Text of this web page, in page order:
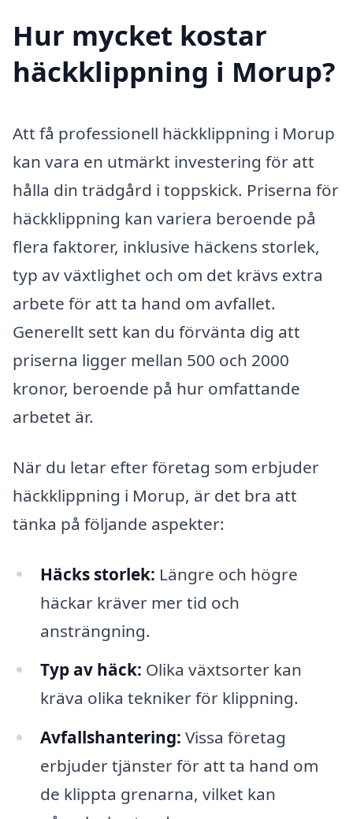
Hur mycket kostar
häckklippning i Morup?
Att få professionell häckklippning i Morup
kan vara en utmärkt investering för att
hålla din trädgård i toppskick. Priserna för
häckklippning kan variera beroende på
flera faktorer, inklusive häckens storlek,
typ av växtlighet och om det krävs extra
arbete för att ta hand om avfallet.
Generellt sett kan du förvänta dig att
priserna ligger mellan 500 och 2000
kronor, beroende på hur omfattande
arbetet är.
När du letar efter företag som erbjuder
häckklippning i Morup, är det bra att
tänka på följande aspekter:
Häcks storlek: Längre och högre
häckar kräver mer tid och
ansträngning.
Typ av häck: Olika växtsorter kan
kräva olika tekniker för klippning.
Avfallshantering: Vissa företag
erbjuder tjänster för att ta hand om
de klippta grenarna, vilket kan